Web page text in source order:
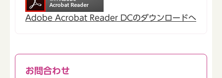
Adobe Acrobat Reader DCのダウンロードへ
お問合わせ